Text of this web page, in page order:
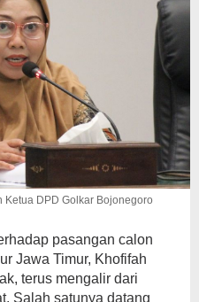
Ketua DPD Golkar Bojonegoro
pasangan calon
Jawa Timur, Khofifah
terus mengalir dari
Salah satunya datang